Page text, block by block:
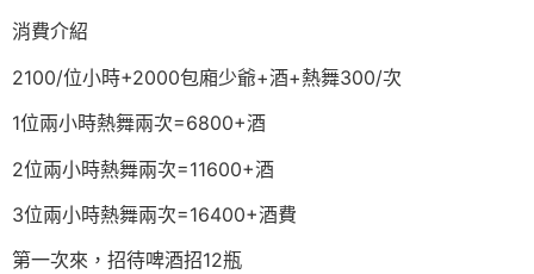
消費介紹
2100/位小時+2000包廂少爺+酒+熱舞300/次
1位兩小時熱舞兩次=6800+酒
2位兩小時熱舞兩次=11600+酒
3位兩小時熱舞兩次=16400+酒費
第一次來，招待啤酒招12瓶